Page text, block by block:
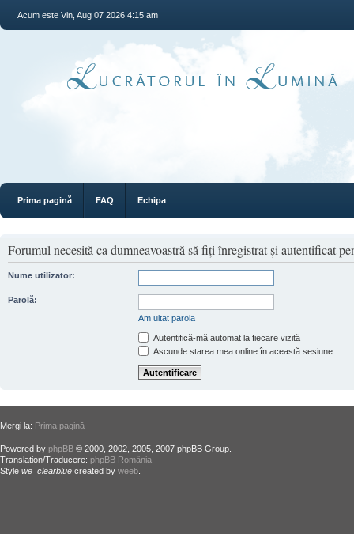
Acum este Vin, Aug 07 2026 4:15 am
Prima pagină FAQ Echipa
Forumul necesită ca dumneavoastră să fiţi înregistrat şi autentificat
Nume utilizator:
Parolă:
Am uitat parola
Autentifică-mă automat la fiecare vizită
Ascunde starea mea online în această sesiune
Mergi la: Prima pagină
Powered by phpBB © 2000, 2002, 2005, 2007 phpBB Group.
Translation/Traducere: phpBB România
Style we_clearblue created by weeb